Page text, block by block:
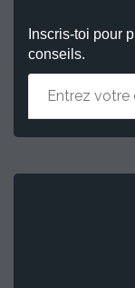
Inscris-toi pour
conseils.